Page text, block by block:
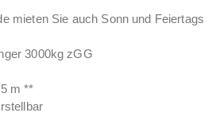
mieten Sie auch Sonn und Feiertags
3000kg zGG
m **